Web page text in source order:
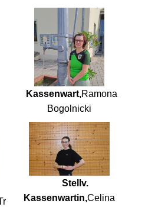
Kassenwart,Ramona
Bogolnicki
Stellv.
Kassenwartin,Celina